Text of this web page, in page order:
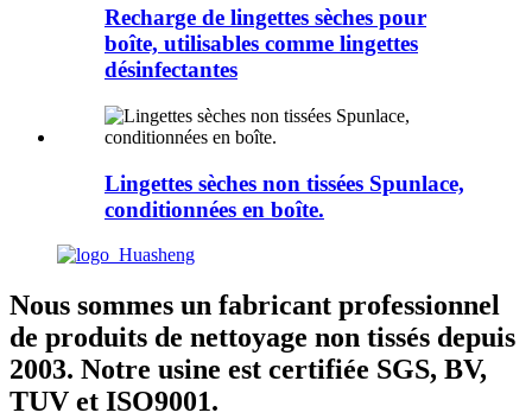
Recharge de lingettes sèches pour
boîte, utilisables comme lingettes
désinfectantes
Lingettes sèches non tissées Spunlace,
conditionnées en boîte.
Nous sommes un fabricant professionnel
de produits de nettoyage non tissés depuis
2003. Notre usine est certifiée SGS, BV,
TUV et ISO9001.